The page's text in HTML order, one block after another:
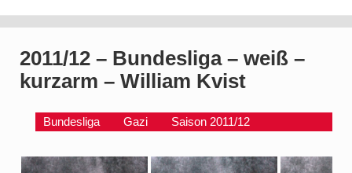
2011/12 – Bundesliga – weiß –
kurzarm – William Kvist
Bundesliga Gazi Saison 2011/12